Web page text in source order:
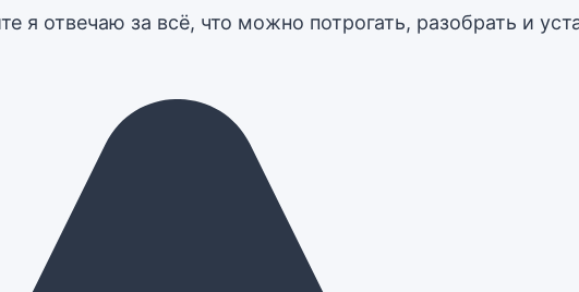
отвечаю за всё, что можно потрогать, разобрать и